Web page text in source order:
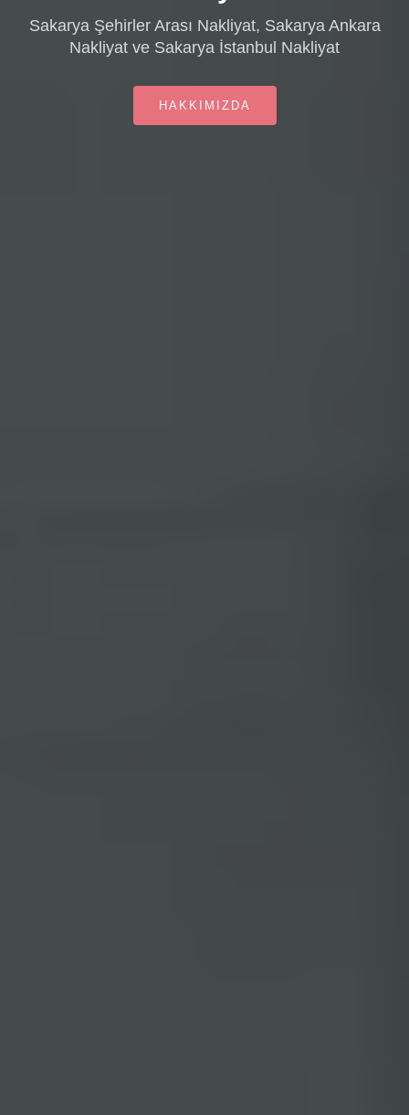
Sakarya Şehirler Arası Nakliyat, Sakarya Ankara
Nakliyat ve Sakarya İstanbul Nakliyat
HAKKIMIZDA